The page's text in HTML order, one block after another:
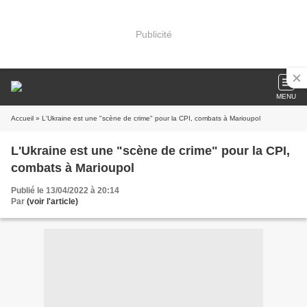
Publicité
MENU
Accueil » L'Ukraine est une "scène de crime" pour la CPI, combats à Marioupol
L'Ukraine est une "scène de crime" pour la CPI,
combats à Marioupol
Publié le 13/04/2022 à 20:14
Par (voir l'article)